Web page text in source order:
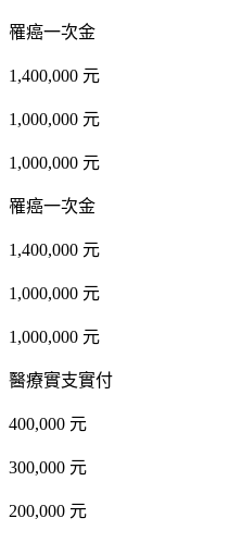
罹癌一次金
1,400,000 元
1,000,000 元
1,000,000 元
罹癌一次金
1,400,000 元
1,000,000 元
1,000,000 元
醫療實支實付
400,000 元
300,000 元
200,000 元